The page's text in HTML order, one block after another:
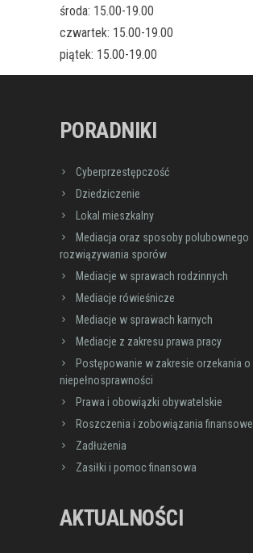
środa: 15.00-19.00
czwartek: 15.00-19.00
piątek: 15.00-19.00
PORADNIKI
Cyberprzestępczość
Dziedziczenie
Lokal mieszkalny
Mediacja oraz sposoby polubownego
rozwiązywania sporów
Mediacje w sprawach rodzinnych
Mediacje rówieśnicze
Mediacje w sprawach karnych
Mediacje z zakresu prawa pracy
Postępowanie w zakresie orzekania o
niepełnosprawności
Prawa i obowiązki obywatelskie
Roszczenia i zobowiązania finansowe
Zadłużenia
Zasiłki i pomoc finansowa
AKTUALNOŚCI